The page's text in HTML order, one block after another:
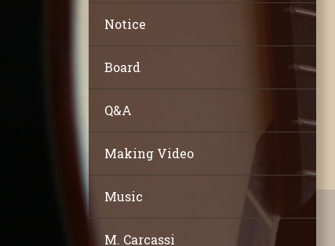
Notice
Board
Q&A
Making Video
Music
M. Carcassi